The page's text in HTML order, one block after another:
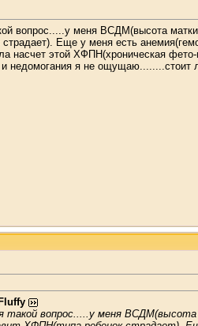
вопрос.....у меня ВСДМ(высота
Еще у меня есть
насчет этой ХФПН(хроническая
недомогания я не ощущаю........стоит
Fluffy
такой вопрос.....у меня